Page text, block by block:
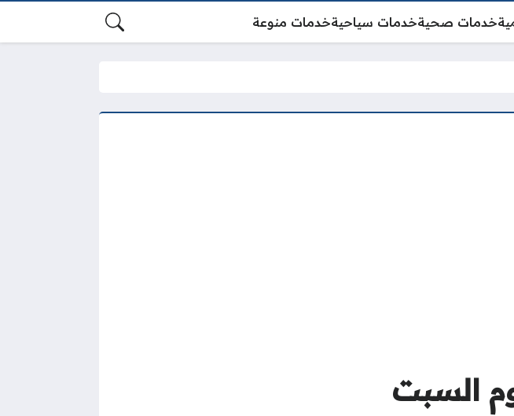
خدمات صحيةخدمات سياحيةخدمات منوعة
السبت